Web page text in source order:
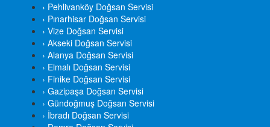
› Pehlivanköy Doğsan Servisi
› Pınarhisar Doğsan Servisi
› Vize Doğsan Servisi
› Akseki Doğsan Servisi
› Alanya Doğsan Servisi
› Elmalı Doğsan Servisi
› Finike Doğsan Servisi
› Gazipaşa Doğsan Servisi
› Gündoğmuş Doğsan Servisi
› İbradı Doğsan Servisi